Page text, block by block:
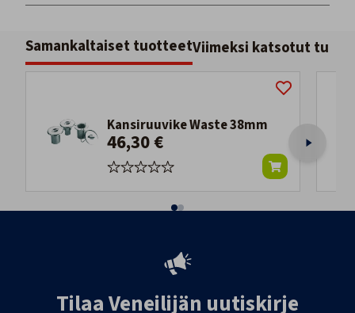
Samankaltaiset tuotteetViimeksi katsotut
Kansiruuvike Waste 38mm
46,30 €
Tilaa Veneilijän uutiskirje